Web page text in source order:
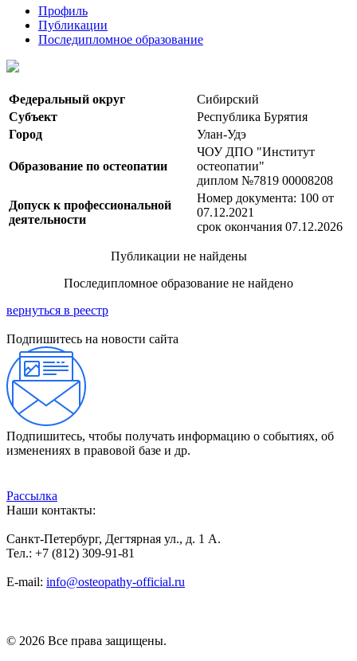
Профиль
Публикации
Последипломное образование
Федеральный округ
Сибирский
Субъект
Республика Бурятия
Город
Улан-Удэ
Образование по остеопатии
ЧОУ ДПО "Институт
остеопатии"
диплом №7819 00008208
Допуск к профессиональной
деятельности
Номер документа: 100 от
07.12.2021
срок окончания 07.12.2026
Публикации не найдены
Последипломное образование не найдено
вернуться в реестр
Подпишитесь на новости сайта
Подпишитесь, чтобы получать информацию о событиях, об
изменениях в правовой базе и др.
Рассылка
Наши контакты:
Санкт-Петербург, Дегтярная ул., д. 1 А.
Тел.: +7 (812) 309-91-81
E-mail: info@osteopathy-official.ru
© 2026 Все права защищены.